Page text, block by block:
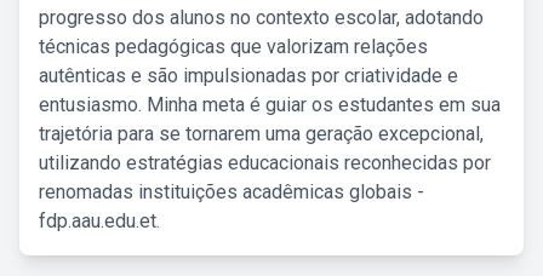
progresso dos alunos no contexto escolar, adotando
técnicas pedagógicas que valorizam relações
autênticas e são impulsionadas por criatividade e
entusiasmo. Minha meta é guiar os estudantes em sua
trajetória para se tornarem uma geração excepcional,
utilizando estratégias educacionais reconhecidas por
renomadas instituições acadêmicas globais -
fdp.aau.edu.et.